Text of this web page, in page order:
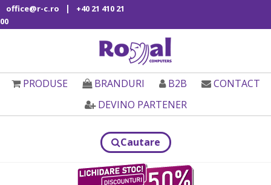
office@r-c.ro |
+40 21 410 21
00
PRODUSE BRANDURI B2B
CONTACT
DEVINO PARTENER
Cautare